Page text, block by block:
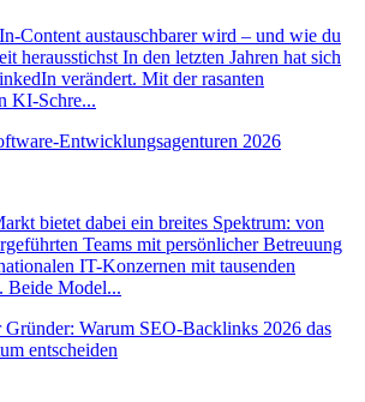
Content austauschbarer wird – und wie du
herausstichst In den letzten Jahren hat sich
verändert. Mit der rasanten
KI-Schre...
Entwicklungsagenturen 2026
bietet dabei ein breites Spektrum: von
Teams mit persönlicher Betreuung
IT-Konzernen mit tausenden
Beide Model...
Gründer: Warum SEO-Backlinks 2026 das
entscheiden